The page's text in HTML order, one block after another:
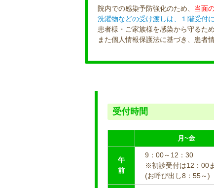
院内での感染予防強化のため、 当面
洗濯物などの受け渡しは、１階受付
患者様・ご家族様を感染から守るた
また個人情報保護法に基づき、患者
受付時間
月~金
午
前
9：00～12：30
※初診受付は12：00
(お呼び出し8：55～)